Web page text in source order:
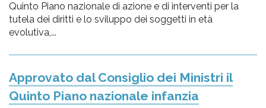
Quinto Piano nazionale di azione e di interventi per la
tutela dei diritti e lo sviluppo dei soggetti in età
evolutiva,...
Approvato dal Consiglio dei Ministri il
Quinto Piano nazionale infanzia